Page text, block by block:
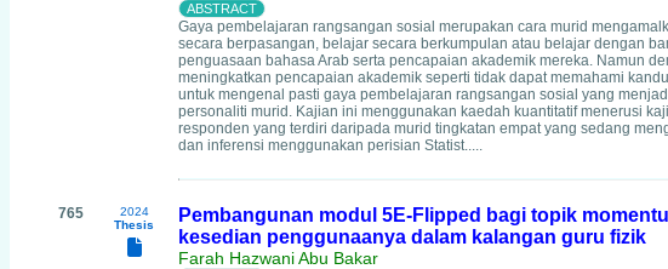
Gaya pembelajaran rangsangan sosial merupakan cara murid
secara berpasangan, belajar secara berkumpulan atau belajar dengan
penguasaan bahasa Arab serta pencapaian akademik mereka. Namun
meningkatkan pencapaian akademik seperti tidak dapat memahami
untuk mengenal pasti gaya pembelajaran rangsangan sosial yang
personaliti murid. Kajian ini menggunakan kaedah kuantitatif menerusi
responden yang terdiri daripada murid tingkatan empat yang sedang
dan inferensi menggunakan perisian Statist.....
765
2024
Thesis
Pembangunan modul 5E-Flipped bagi topik
kesedian penggunaanya dalam kalangan guru fizik
Farah Hazwani Abu Bakar